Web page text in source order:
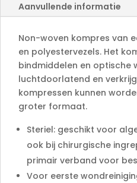
Aanvullende informatie
Non-woven kompres van
en polyestervezels. Het
bindmiddelen en optische
luchtdoorlatend en
kompressen kunnen
groter formaat.
Steriel: geschikt voor
ook bij chirurgische
primair verband voor
Voor eerste